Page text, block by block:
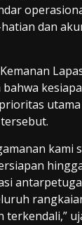
dan
utama
kami
terkendali,”